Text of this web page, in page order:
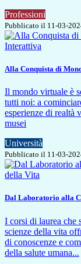
Professioni
Pubblicato il 11-03-
Alla Conquista di
Il mondo virtuale è
tutti noi: a
esperienze di realtà
musei
Università
Pubblicato il 11-03-
Dal Laboratorio alla
I corsi di laurea che
scienze della vita
di conoscenze e
della salute umana...